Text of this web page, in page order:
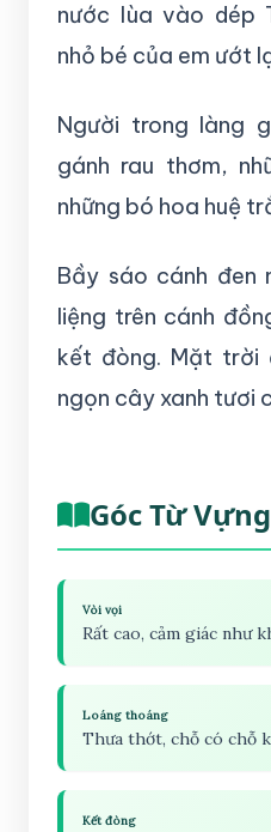
nước lùa vào dép
nhỏ bé của em ướt
Người trong làng
gánh rau thơm,
những bó hoa huệ
Bầy sáo cánh đen
liệng trên cánh
kết đòng. Mặt trời
ngọn cây xanh tươi
Góc Từ
Vòi vọi
Rất cao, cảm giác như
Loáng thoáng
Thưa thớt, chỗ có chỗ
Kết đòng